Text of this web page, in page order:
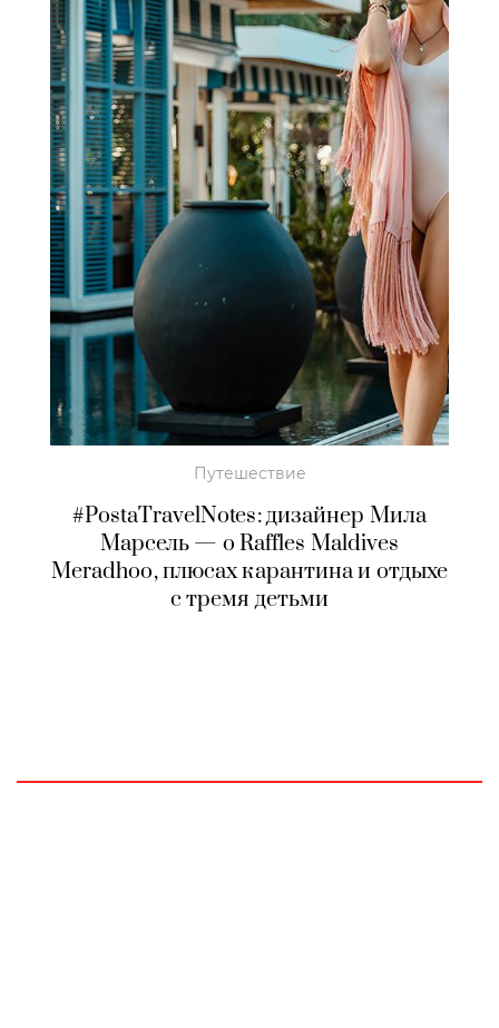
Путешествие
#PostaTravelNotes: дизайнер Мила
Марсель — о Raffles Maldives
Meradhoo, плюсах карантина и отдыхе
с тремя детьми